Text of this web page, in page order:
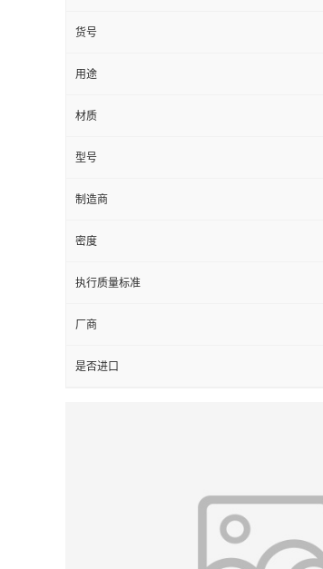
货号
用途
材质
型号
制造商
密度
执行质量标准
厂商
是否进口